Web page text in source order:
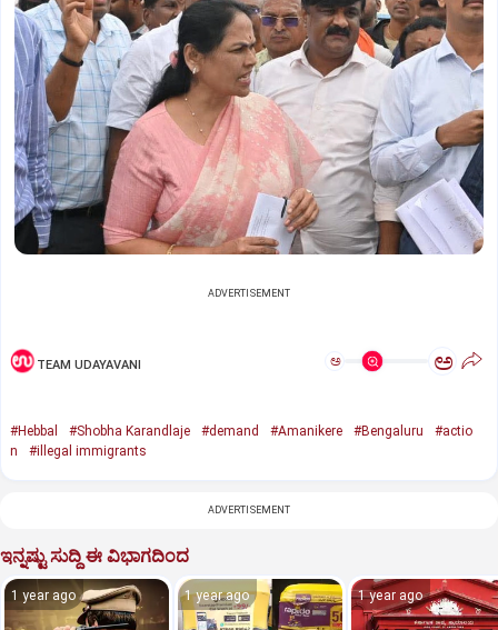
ADVERTISEMENT
TEAM UDAYAVANI ಅ ಅ
#Hebbal #Shobha Karandlaje #demand #Amanikere #Bengaluru
#actio
n
#illegal immigrants
ADVERTISEMENT
ಇನ್ನಷ್ಟು ಸುದ್ದಿ ಈ ವಿಭಾಗದಿಂದ
1 year ago 1 year ago 1 year ago